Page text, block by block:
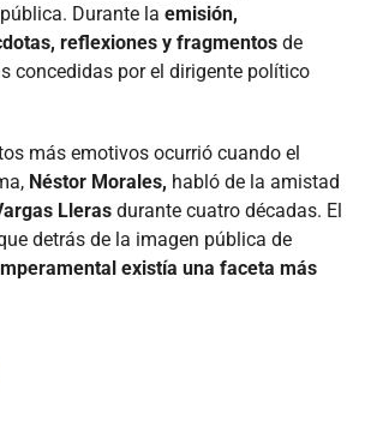
Durante la emisión,
reflexiones y fragmentos de
concedidas por el dirigente político
más emotivos ocurrió cuando el
Néstor Morales, habló de la amistad
Lleras durante cuatro décadas. El
detrás de la imagen pública de
existía una faceta más